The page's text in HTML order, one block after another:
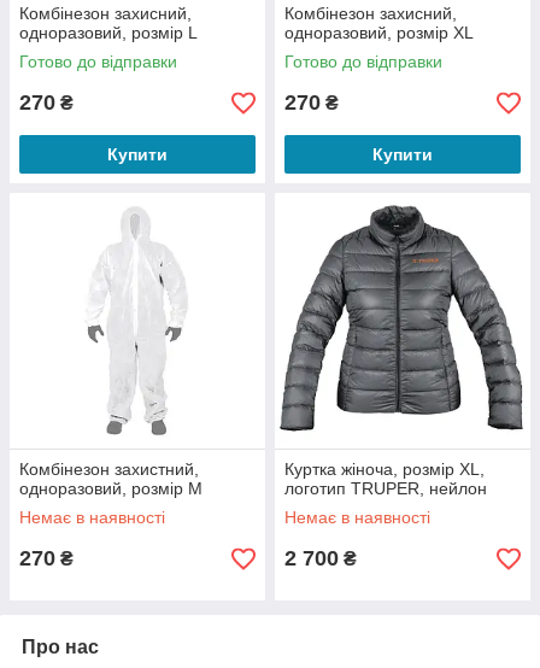
Комбінезон захисний,
одноразовий, розмір L
Готово до відправки
270 ₴
Купити
Комбінезон захисний,
одноразовий, розмір XL
Готово до відправки
270 ₴
Купити
Комбінезон захистний,
одноразовий, розмір М
Немає в наявності
270 ₴
Куртка жіноча, розмір XL,
логотип TRUPER, нейлон
Немає в наявності
2 700 ₴
Про нас